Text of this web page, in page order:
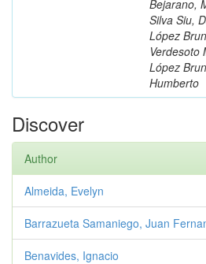
Bejarano,
Silva Siu,
López
Verdesoto
López
Humberto
Discover
Author
Almeida, Evelyn
Barrazueta Samaniego, Juan
Benavides, Ignacio